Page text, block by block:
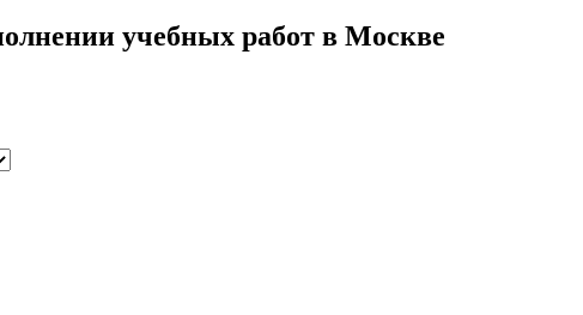
учебных работ в Москве